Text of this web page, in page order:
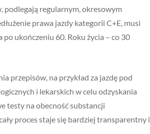
podlegają regularnym, okresowym
prawa jazdy kategorii C+E, musi
ukończeniu 60. Roku życia – co 30
przepisów, na przykład za jazdę pod
i lekarskich w celu odzyskania
testy na obecność substancji
proces staje się bardziej transparentny i